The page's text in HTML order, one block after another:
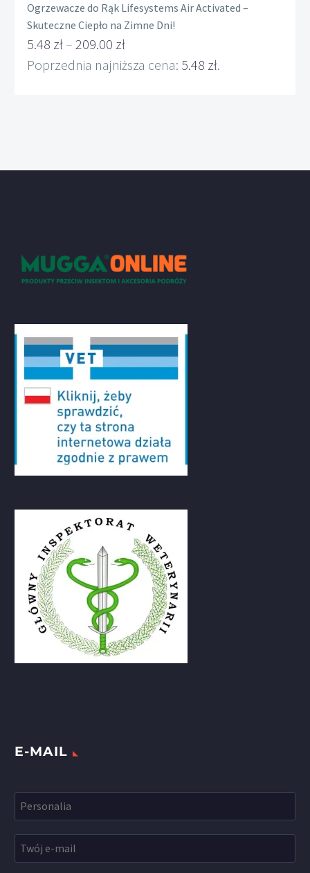
Ogrzewacze do Rąk Lifesystems Air Activated –
Skuteczne Ciepło na Zimne Dni!
5.48 zł – 209.00 zł
Zakres
209.00 zł
Poprzednia najniższa cena: 5.48 zł.
E-MAIL